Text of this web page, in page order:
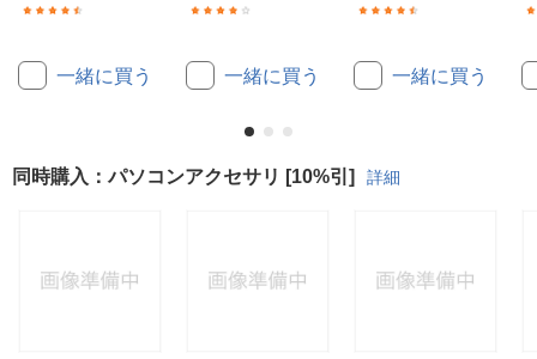
一緒に買う 一緒に買う 一緒に買う
同時購入：パソコンアクセサリ [10%引] 詳細